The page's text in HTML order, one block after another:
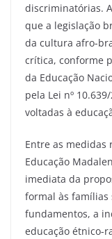
discriminatórias.
que a legislação
da cultura afro-
crítica, conforme
da Educação
pela Lei nº
voltadas à
Entre as medidas
Educação
imediata da
formal às famílias
fundamentos, a
educação étnico-